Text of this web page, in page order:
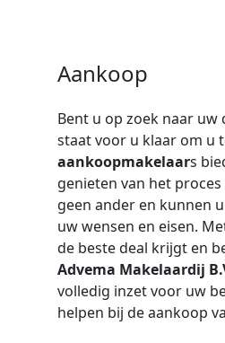
Aankoop
Bent u op zoek naar
staat voor u klaar om u
aankoopmakelaars
genieten van het
geen ander en kunnen
uw wensen en eisen.
de beste deal krijgt en
Advema Makelaardij
volledig inzet voor uw
helpen bij de aankoop